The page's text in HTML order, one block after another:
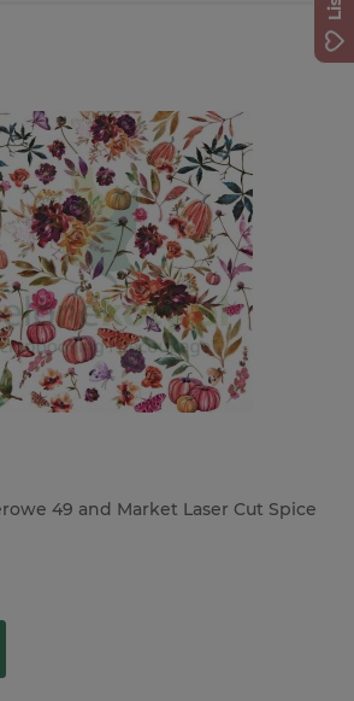
49 and Market Laser Cut Spice